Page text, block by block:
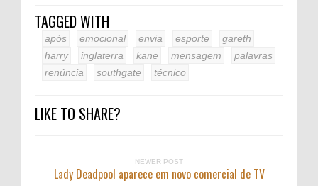
TAGGED WITH
após emocional envia esporte
gareth
harry
inglaterra kane mensagem
palavras
renúncia
southgate técnico
LIKE TO SHARE?
NEWER POST
Lady Deadpool aparece em novo comercial de TV